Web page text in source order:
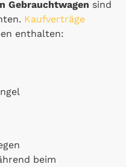
Gebrauchtwagen sind
Kaufverträge
enthalten:
beim